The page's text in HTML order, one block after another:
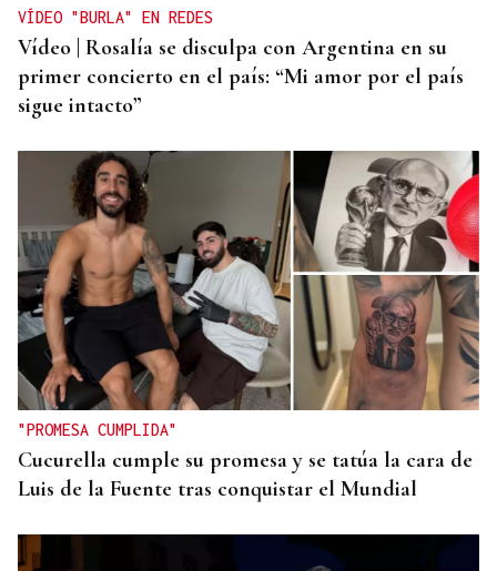
VÍDEO "BURLA" EN REDES
Vídeo | Rosalía se disculpa con Argentina en su
primer concierto en el país: “Mi amor por el país
sigue intacto”
"PROMESA CUMPLIDA"
Cucurella cumple su promesa y se tatúa la cara de
Luis de la Fuente tras conquistar el Mundial